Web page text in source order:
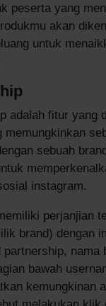
peserta yang
akan
untuk
adalah fitur yang
memungkinkan
sebuah
instagram.
perjanjian
brand) dengan
nama
bawah
kemungkinan